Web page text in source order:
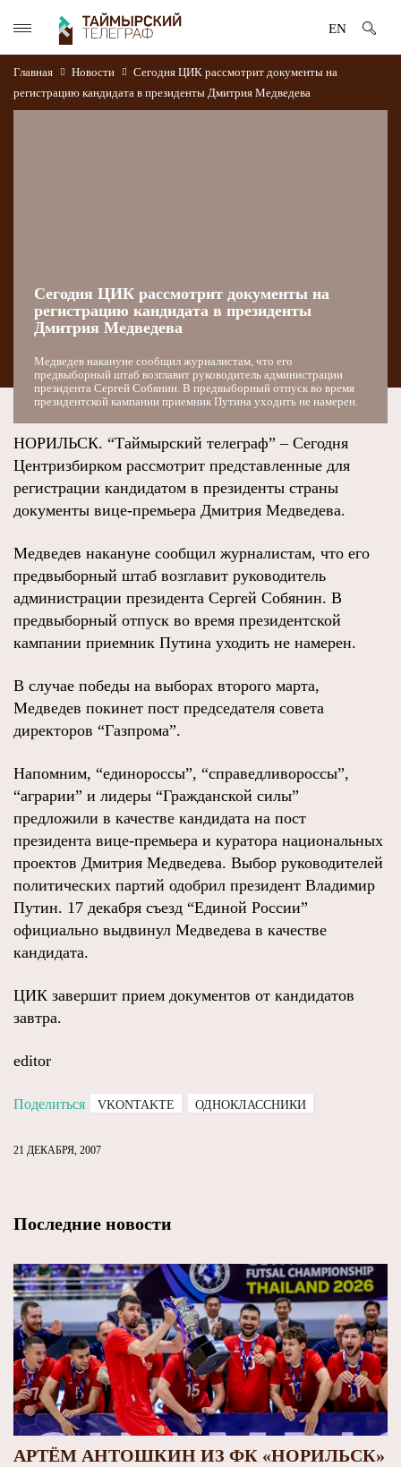
EN
Главная Новости
Сегодня ЦИК рассмотрит документы на
регистрацию кандидата в президенты Дмитрия Медведева
Сегодня ЦИК рассмотрит документы на
регистрацию кандидата в президенты
Дмитрия Медведева
Медведев накануне сообщил журналистам, что его
предвыборный штаб возглавит руководитель администрации
президента Сергей Собянин. В предвыборный отпуск во время
президентской кампании приемник Путина уходить не намерен.
НОРИЛЬСК. “Таймырский телеграф” – Сегодня
Центризбирком рассмотрит представленные для
регистрации кандидатом в президенты страны
документы вице-премьера Дмитрия Медведева.
Медведев накануне сообщил журналистам, что его
предвыборный штаб возглавит руководитель
администрации президента Сергей Собянин. В
предвыборный отпуск во время президентской
кампании приемник Путина уходить не намерен.
В случае победы на выборах второго марта,
Медведев покинет пост председателя совета
директоров “Газпрома”.
Напомним, “единороссы”, “справедливороссы”,
“аграрии” и лидеры “Гражданской силы”
предложили в качестве кандидата на пост
президента вице-премьера и куратора национальных
проектов Дмитрия Медведева. Выбор руководителей
политических партий одобрил президент Владимир
Путин. 17 декабря съезд “Единой России”
официально выдвинул Медведева в качестве
кандидата.
ЦИК завершит прием документов от кандидатов
завтра.
editor
Поделиться VKONTAKTE ОДНОКЛАССНИКИ
21 ДЕКАБРЯ, 2007
Последние новости
АРТЁМ АНТОШКИН ИЗ ФК «НОРИЛЬСК»